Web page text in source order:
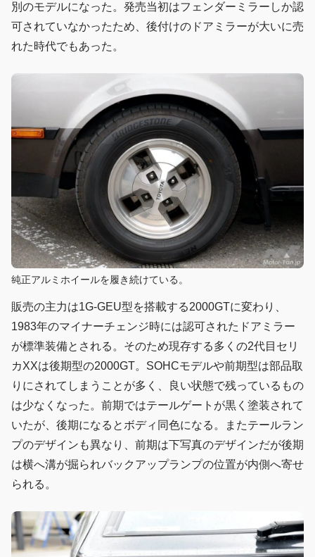
別のモデルになった。発売当初はフェンダーミラーしか認
可されていなかったため、後付けのドアミラーが大いに売
れた時代でもあった。
純正アルミホイールを履き続けている。
販売の主力は1G-GEU型を搭載する2000GTに変わり、
1983年のマイナーチェンジ時には認可されたドアミラー
が標準装備とされる。そのため現存する多くの2代目セリ
カXXは後期型の2000GT。SOHCモデルや前期型は部品取
りにされてしまうことが多く、良い状態で残っているもの
は少なくなった。前期ではテールゲートが黒く塗装されて
いたが、後期になるとボディ同色になる。またテールラン
プのデザインも異なり、前期は下写真のデザインだが後期
は横へ溝が掘られバックアップランプの位置が内側へ寄せ
られる。